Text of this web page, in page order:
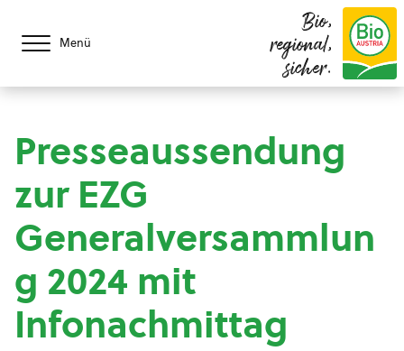
Menü
Bio,
regional,
sicher.
Presseaussendung
zur EZG
Generalversammlun
g 2024 mit
Infonachmittag